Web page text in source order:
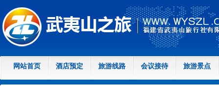
网站首页 酒店预定 旅游线路 会议接待 旅游景点